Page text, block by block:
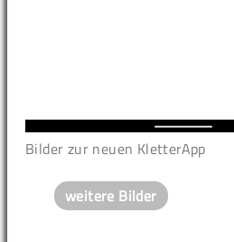
Bilder zur neuen KletterApp
weitere Bilder